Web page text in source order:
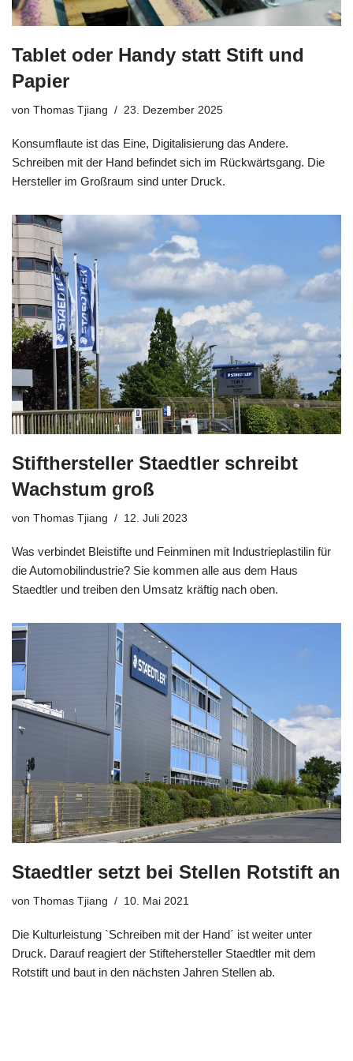
Tablet oder Handy statt Stift und
Papier
von Thomas Tjiang 23. Dezember 2025
Konsumflaute ist das Eine, Digitalisierung das Andere.
Schreiben mit der Hand befindet sich im Rückwärtsgang. Die
Hersteller im Großraum sind unter Druck.
Stifthersteller Staedtler schreibt
Wachstum groß
von Thomas Tjiang 12. Juli 2023
Was verbindet Bleistifte und Feinminen mit Industrieplastilin für
die Automobilindustrie? Sie kommen alle aus dem Haus
Staedtler und treiben den Umsatz kräftig nach oben.
Staedtler setzt bei Stellen Rotstift an
von Thomas Tjiang 10. Mai 2021
Die Kulturleistung `Schreiben mit der Hand´ ist weiter unter
Druck. Darauf reagiert der Stiftehersteller Staedtler mit dem
Rotstift und baut in den nächsten Jahren Stellen ab.